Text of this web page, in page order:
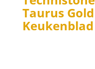
Taurus Gold
Keukenblad